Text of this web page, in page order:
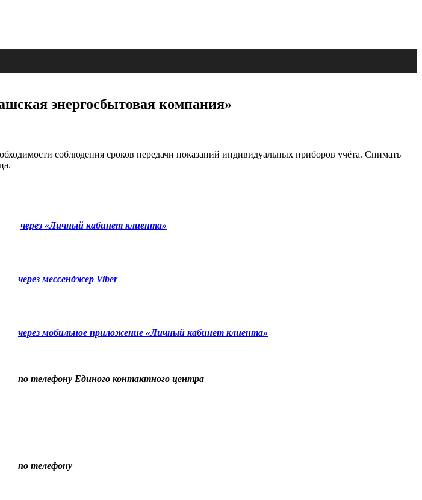
энергосбытовая компания»
соблюдения сроков передачи показаний индивидуальных приборов учёта. Снимать
через «Личный кабинет клиента»
через мессенджер Viber
через мобильное приложение «Личный кабинет клиента»
по телефону Единого контактного центра
по телефону